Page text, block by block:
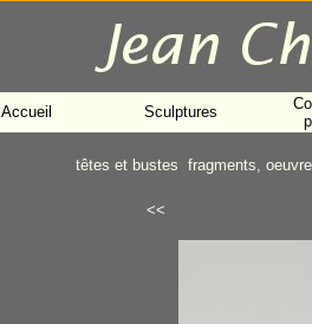
Accueil Sculptures
têtes et bustes fragments,
<<